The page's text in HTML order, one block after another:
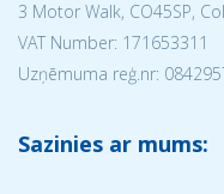
3 Motor Walk, CO45SP,
VAT Number: 171653311
Uzņēmuma reģ.nr:
Sazinies ar mums: